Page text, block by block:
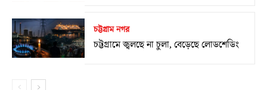
চট্টগ্রাম নগর
চট্টগ্রামে জ্বলছে না চুলা, বেড়েছে লোডশেডিং